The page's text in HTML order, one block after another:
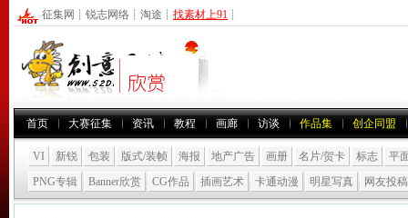
征集网 ┊ 锐志网络 ┊ 淘途 ┊ 找素材上91 ┊
首页 大赛征集 资讯 教程 画廊 访谈 作品集 创企同盟
VI 新锐 包装 版式/装帧 海报 地产广告 画册 名片/贺卡 标志
平
PNG专辑
Banner欣赏 CG作品 插画艺术 卡通动漫 明星写真 网友投稿